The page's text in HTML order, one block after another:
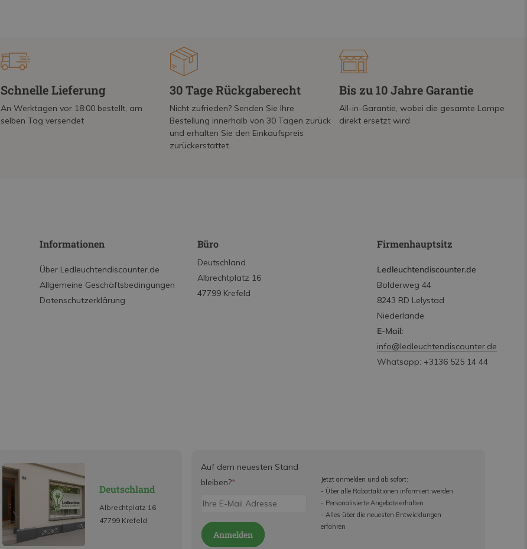
Schnelle Lieferung
An Werktagen vor 18:00 bestellt, am
selben Tag versendet
30 Tage Rückgaberecht
Nicht zufrieden? Senden Sie Ihre
Bestellung innerhalb von 30 Tagen zurück
und erhalten Sie den Einkaufspreis
zurückerstattet.
Bis zu 10 Jahre Garantie
All-in-Garantie, wobei die gesamte Lampe
direkt ersetzt wird
Informationen
Über Ledleuchtendiscounter.de
Allgemeine Geschäftsbedingungen
Datenschutzerklärung
Büro
Deutschland
Albrechtplatz 16
47799 Krefeld
Firmenhauptsitz
Ledleuchtendiscounter.de
Bolderweg 44
8243 RD Lelystad
Niederlande
E-Mail:
info@ledleuchtendiscounter.de
Whatsapp: +3136 525 14 44
Deutschland
Albrechtplatz 16
47799 Krefeld
Auf dem neuesten Stand
bleiben?*
Anmelden
Jetzt anmelden und ab sofort:
- Über alle Rabattaktionen informiert werden
- Personalisierte Angebote erhalten
- Alles über die neuesten Entwicklungen
erfahren